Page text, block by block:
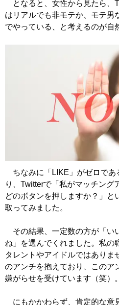
となると、女性から見たら、
はリアルでも非モテか、モテ男
でやっている、と考えるのが自
ちなみに「LIKE」がゼロであ
り、Twitterで「私がマッチング
どのボタンを押しますか？」と
取ってみました。
その結果、一定数の方が「い
ね」を選んでくれました。私の
タレントやアイドルではありま
のアンチを抱えており、このア
嫌がらせを受けています（笑）。
にもかかわらず、肯定的な意